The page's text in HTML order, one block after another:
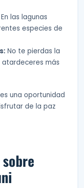
En las lagunas
especies de
No te pierdas la
más
una oportunidad
de la paz